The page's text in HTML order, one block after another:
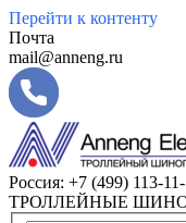
Перейти к контенту
Почта
mail@anneng.ru
Россия: +7 (499) 113-
ТРОЛЛЕЙНЫЕ